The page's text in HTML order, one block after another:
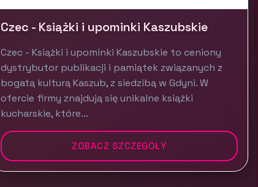
Czec - Książki i upominki Kaszubskie
Czec - Książki i upominki Kaszubskie to ceniony
dystrybutor publikacji i pamiątek związanych z
bogatą kulturą Kaszub, z siedzibą w Gdyni. W
ofercie firmy znajdują się unikalne książki
kucharskie, które...
ZOBACZ SZCZEGÓŁY